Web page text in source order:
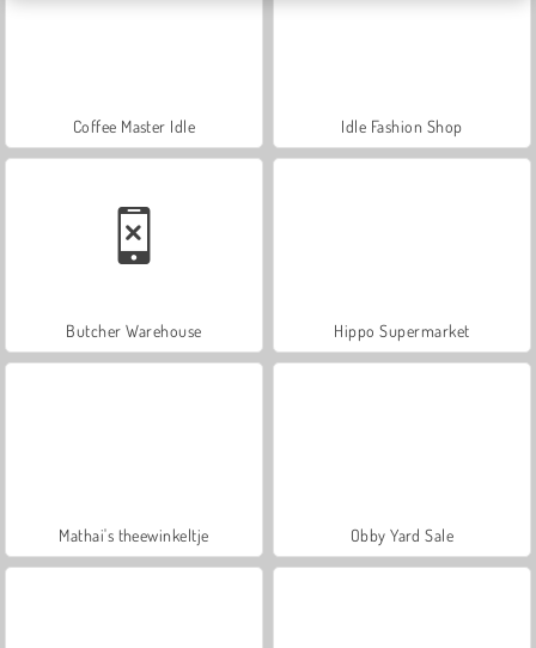
Coffee Master Idle Idle Fashion Shop
Butcher Warehouse Hippo Supermarket
Mathai's theewinkeltje Obby Yard Sale